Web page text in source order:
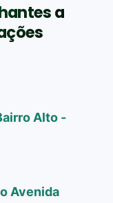
a
Alto -
Avenida